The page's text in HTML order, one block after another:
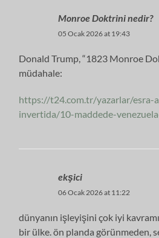
Monroe Doktrini nedir?
05 Ocak 2026 at 19:43
Donald Trump, “1823 Monroe
müdahale:
https://t24.com.tr/yazarlar/esra-
invertida/10-maddede-
ekşici
06 Ocak 2026 at 11:22
dünyanın işleyişini çok iyi
bir ülke. ön planda görünmeden,